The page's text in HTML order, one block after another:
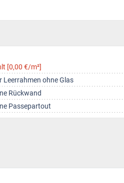
[0,00 €/m²]
Leerrahmen ohne Glas
Rückwand
Passepartout